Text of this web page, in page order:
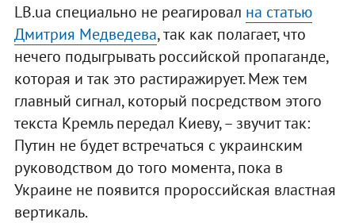
LB.ua специально не реагировал на статью
Дмитрия Медведева, так как полагает, что
нечего подыгрывать российской пропаганде,
которая и так это растиражирует. Меж тем
главный сигнал, который посредством этого
текста Кремль передал Киеву, – звучит так:
Путин не будет встречаться с украинским
руководством до того момента, пока в
Украине не появится пророссийская властная
вертикаль.